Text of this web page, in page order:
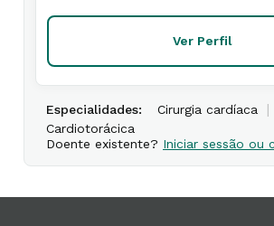
Ver Perfil
Especialidades: Cirurgia cardíaca |
Cardiotorácica
Doente existente? Iniciar sessão ou